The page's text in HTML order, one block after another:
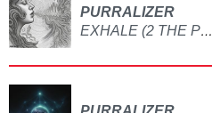
PURRALIZER
EXHALE (2 THE POINT EDIT)